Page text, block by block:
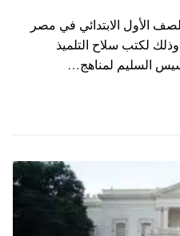
الأول الابتدائي في مصر
بين 92 و177 جنيهًا وذلك لكتب سلاح التلميذ
السليم لمناهج…